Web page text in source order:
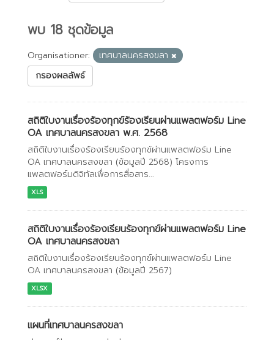
พบ 18 ชุดข้อมูล
Organisationer:
เทศบาลนครสงขลา
กรองผลลัพธ์
สถิติใบงานเรื่องร้องทุกข์ร้องเรียนผ่านแพลตฟอร์ม Line
OA เทศบาลนครสงขลา พ.ศ. 2568
สถิติใบงานเรื่องร้องเรียนร้องทุกข์ผ่านแพลตฟอร์ม Line
OA เทศบาลนครสงขลา (ข้อมูลปี 2568) โครงการ
แพลตฟอร์มดิจิทัลเพื่อการสื่อสาร...
XLS
สถิติใบงานเรื่องร้องเรียนร้องทุกข์ผ่านแพลตฟอร์ม Line
OA เทศบาลนครสงขลา
สถิติใบงานเรื่องร้องเรียนร้องทุกข์ผ่านแพลตฟอร์ม Line
OA เทศบาลนครสงขลา (ข้อมูลปี 2567)
XLSX
แผนที่เทศบาลนครสงขลา